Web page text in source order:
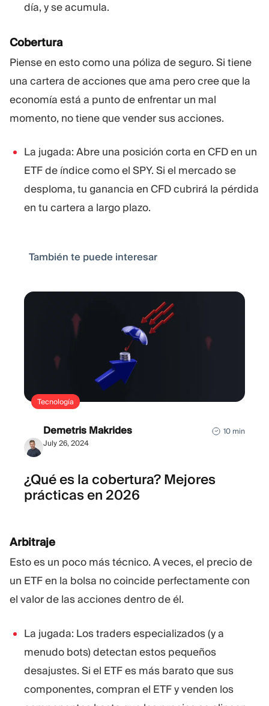
día, y se acumula.
Cobertura
Piense en esto como una póliza de seguro. Si tiene
una cartera de acciones que ama pero cree que la
economía está a punto de enfrentar un mal
momento, no tiene que vender sus acciones.
La jugada: Abre una posición corta en CFD en un
ETF de índice como el SPY. Si el mercado se
desploma, tu ganancia en CFD cubrirá la pérdida
en tu cartera a largo plazo.
También te puede interesar
Tecnología
Demetris Makrides
July 26, 2024
10 min
¿Qué es la cobertura? Mejores
prácticas en 2026
Arbitraje
Esto es un poco más técnico. A veces, el precio de
un ETF en la bolsa no coincide perfectamente con
el valor de las acciones dentro de él.
La jugada: Los traders especializados (y a
menudo bots) detectan estos pequeños
desajustes. Si el ETF es más barato que sus
componentes, compran el ETF y venden los